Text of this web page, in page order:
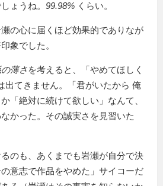
ょうね。 99.98% くらい。
の心に届くほど効果的でありなが
象でした。
薄さを考えると、
やめてほしく
出てきません。「君がいたから 俺
「絶対に続けて欲しい」なんて、
かった。その誠実さを見習いた
のも、あくまでも岩瀬が自分で決
意志で作品をやめた」サイコーだ